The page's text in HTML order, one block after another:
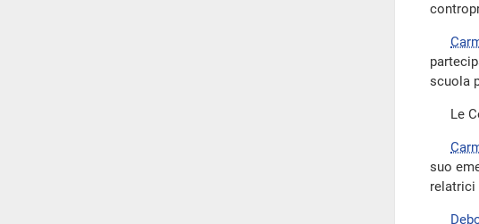
scuola
Le
suo
relatrici